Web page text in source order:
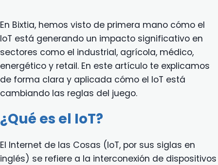
En Bixtia, hemos visto de primera mano cómo el
IoT está generando un impacto significativo en
sectores como el industrial, agrícola, médico,
energético y retail. En este artículo te explicamos
de forma clara y aplicada cómo el IoT está
cambiando las reglas del juego.
¿Qué es el IoT?
El Internet de las Cosas (IoT, por sus siglas en
inglés) se refiere a la interconexión de dispositivos